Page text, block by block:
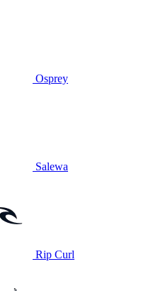
Osprey
Salewa
Rip Curl